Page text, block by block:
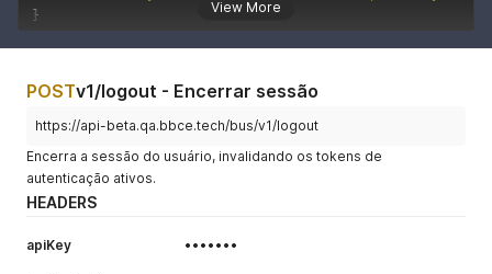
View More
}
POSTv1/logout - Encerrar sessão
https://api-beta.qa.bbce.tech/bus/v1/logout
Encerra a sessão do usuário, invalidando os tokens de
autenticação ativos.
HEADERS
apiKey •••••••